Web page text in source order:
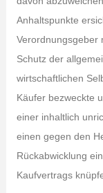
Anhaltspunkte
Verordnungsgeber
Schutz der
wirtschaftlichen
Käufer bezweckte
einer inhaltlich
einen gegen den
Rückabwicklung
Kaufvertrags